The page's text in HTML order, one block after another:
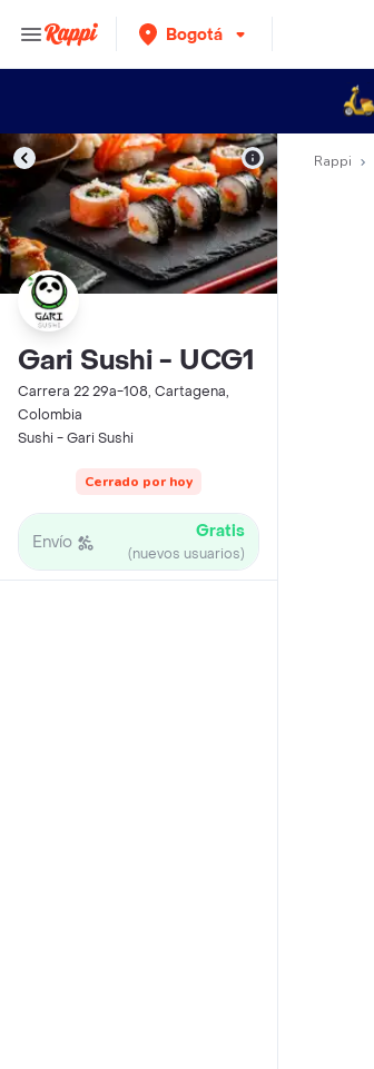
Bogotá
Gari Sushi - UCG1
Carrera 22 29a-108, Cartagena,
Colombia
Sushi - Gari Sushi
Cerrado por hoy
Envío Gratis
(nuevos usuarios)
Rappi